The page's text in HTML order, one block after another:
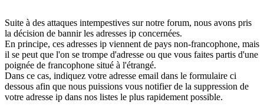
Suite à des attaques intempestives sur notre forum, nous avons pris
la décision de bannir les adresses ip concernées.
En principe, ces adresses ip viennent de pays non-francophone, mais
il se peut que l'on se trompe d'adresse ou que vous faites partis d'une
poignée de francophone situé à l'étrangé.
Dans ce cas, indiquez votre adresse email dans le formulaire ci
dessous afin que nous puissions vous notifier de la suppression de
votre adresse ip dans nos listes le plus rapidement possible.